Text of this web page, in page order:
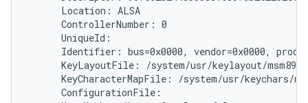
      Location: ALSA
      ControllerNumber: 0
      UniqueId:
Identifier: bus=0x0000, vendor=0x0000,
KeyLayoutFile: /system/usr/keylayout/
KeyCharacterMapFile: /system/usr/keychars/
      ConfigurationFile: